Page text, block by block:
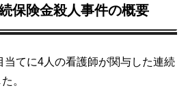
保険金殺人事件の概要
当てに4人の看護師が関与した連続
。